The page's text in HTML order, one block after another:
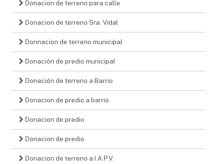
Donacion de terreno para calle
Donacion de terreno Sra. Vidal
Donnacion de terreno municipal
Donación de predio municipal
Donación de terreno a Barrio
Donacion de predio a barrio
Donacion de predio
Donacion de predio
Donacion de terreno a I.A.P.V.